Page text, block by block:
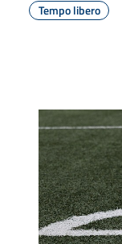
Tempo libero